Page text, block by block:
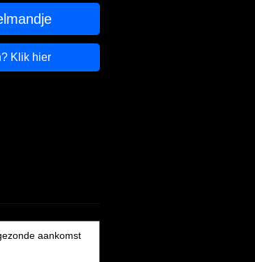
Klik hier
aankomst